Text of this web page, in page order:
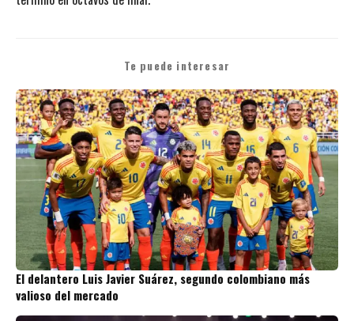
Te puede interesar
El delantero Luis Javier Suárez, segundo colombiano más
valioso del mercado